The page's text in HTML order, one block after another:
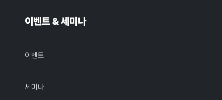
이벤트 & 세미나
이벤트
세미나